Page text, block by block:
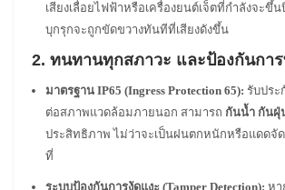
เสียงเลื่อยไฟฟ้าหรือเครื่องยนต์เจ็ตที่กำลังจะขึ้
บุกรุกจะถูกขัดขวางทันทีที่เสียงดังขึ้น
2. ทนทานทุกสภาวะ และป้องกันกา
มาตรฐาน IP65 (Ingress Protection 65): รับปร
ต่อสภาพแวดล้อมภายนอก สามารถ กันน้ำ กันฝุ่
ประสิทธิภาพ ไม่ว่าจะเป็นฝนตกหนักหรือแดดจัด
ที่
ระบบป้องกันการงัดแงะ (Tamper Detection): หา